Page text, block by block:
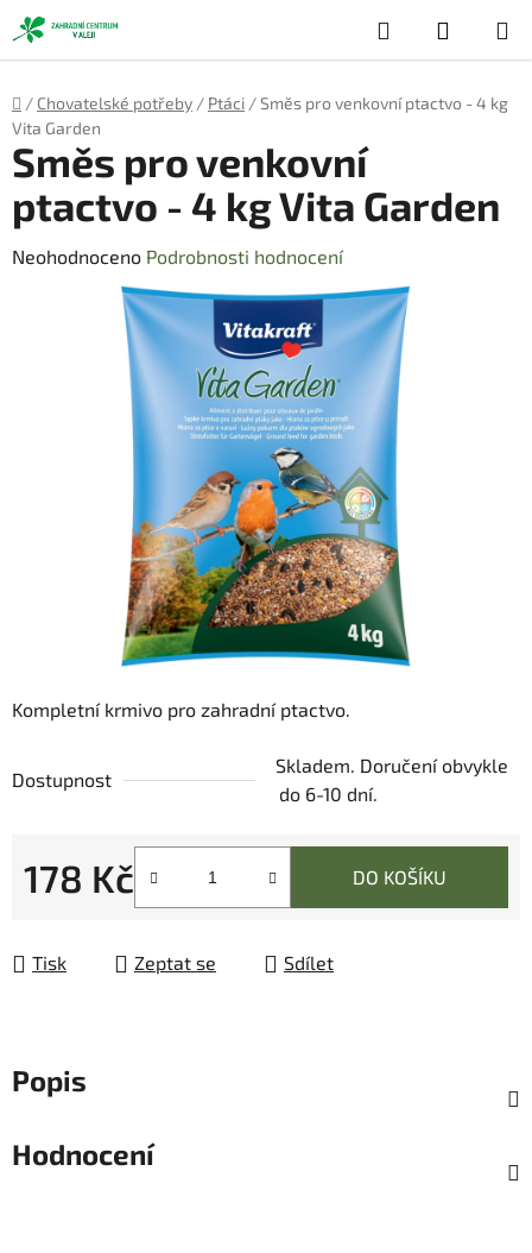
Přejít
na
obsah
Hledat
KOŠÍK
Domů
/ Chovatelské potřeby / Ptáci /Směs pro venkovní ptactvo - 4 kg
Vita Garden
Kompletní krmivo pro zahradní ptactvo.
Dostupnost
Skladem. Doručení obvykle
do 6-10 dní.
178 Kč DO KOŠÍKU
Tisk Zeptat se Sdílet
Směs pro venkovní
ptactvo - 4 kg Vita Garden
Průměrné
Neohodnoceno Podrobnosti hodnocení
Popis
Hodnocení